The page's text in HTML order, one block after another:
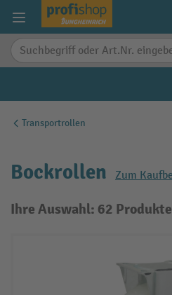
springen
Transportrollen
Bockrollen Zum
Ihre Auswahl: 62 Produkte